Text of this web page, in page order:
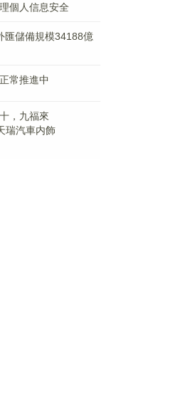
個人信息安全
匯儲備規模34188億
常推進中
，九福來
瑞汽車内飾